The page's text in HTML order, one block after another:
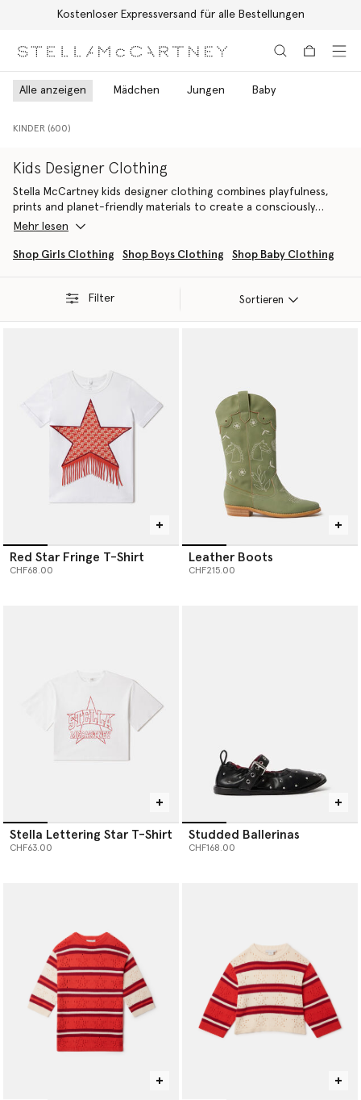
Kostenloser Expressversand für alle Bestellungen
Alle anzeigen Mädchen Jungen Baby
KINDER (600)
Kids Designer Clothing
Stella McCartney kids designer clothing combines playfulness,
prints and planet-friendly materials to create a consciously
crafted wardrobe for the next generation of eco-warriors.
wear, activewear, swimwear and vegan bags and shoes– designed
Our selection of girls’ designer clothes captures the whimsy and
Cool and creative, our boys’ designer clothes offer a full
wardrobe of t-shirts, sweatshirts, shorts, swimwear and vegan
shoes and accessories – all crafted from cruelty-free, conscious
materials like recycled polyester and forest friendly viscose. From
first steps to thoughtful babywear gifts for a mum to be, our
designer baby outfits are all made from soft organic cotton,
grown without harmful chemicals.
Shop our designer kids clothing and sustainable kids clothes—
playful, planet-friendly pieces built to be worn, reworn and loved
Mehr lesen
Shop Girls Clothing Shop Boys Clothing Shop Baby Clothing
Filter Sortieren
Red Star Fringe T-Shirt
CHF68.00
Leather Boots
CHF215.00
Stella Lettering Star T-Shirt
CHF63.00
Studded Ballerinas
CHF168.00